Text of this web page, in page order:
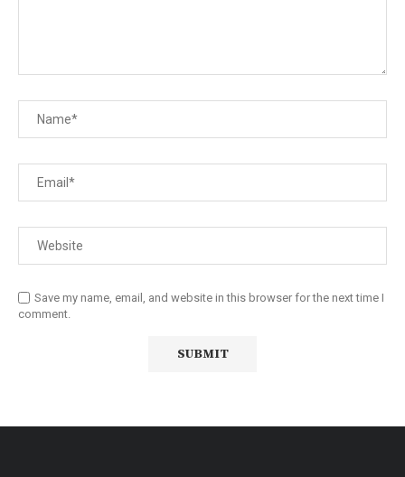
Save my name, email, and website in this browser for the next time I
comment.